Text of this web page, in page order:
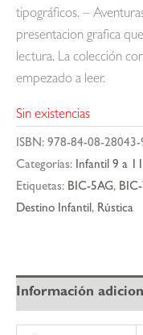
tipográficos. –
presentacion grafica
lectura. La colección
empezado a leer.
Sin existencias
ISBN: 978-84-08-28043-
Categorías: Infantil 9 a
Etiquetas: BIC-5AG,
Destino Infantil, Rústica
Información